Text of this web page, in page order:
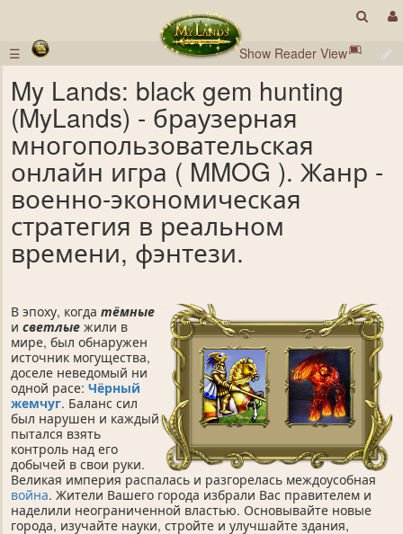
☰ Show Reader View
My Lands: black gem hunting
(MyLands) - браузерная
многопользовательская
онлайн игра ( MMOG ). Жанр -
военно-экономическая
стратегия в реальном
времени, фэнтези.
В эпоху, когда тёмные
и светлые жили в
мире, был обнаружен
источник могущества,
доселе неведомый ни
одной расе: Чёрный
жемчуг. Баланс сил
был нарушен и каждый
пытался взять
контроль над его
добычей в свои руки.
Великая империя распалась и разгорелась междоусобная
война. Жители Вашего города избрали Вас правителем и
наделили неограниченной властью. Основывайте новые
города, изучайте науки, стройте и улучшайте здания,